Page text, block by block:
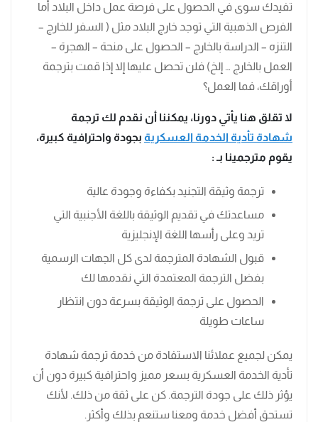
تفيدك سوى في الحصول على فرصة عمل داخل البلاد أما
الفرص الذهبية التي توجد خارج البلاد مثل ( السفر للخارج –
التنزه – الدراسة بالخارج – الحصول على منحة – الهجرة –
العمل بالخارج … إلخ) فلن تحصل عليها إلا إذا قمت بترجمة
أوراقك، فما العمل؟
لا تقلق هنا يأتي دورنا، يمكننا أن نقدم لك ترجمة
شهادة تأدية الخدمة العسكرية بجودة واحترافية كبيرة،
يقوم مترجمينا بـ :
ترجمة وثيقة التجنيد بكفاءة وجودة عالية
مساعدتك في تقديم الوثيقة باللغة الأجنبية التي
تريد وعلى رأسها اللغة الإنجليزية
قبول الشهادة المترجمة لدى كل الجهات الرسمية
بفضل الترجمة المعتمدة التي نقدمها لك
الحصول على ترجمة الوثيقة بسرعة دون انتظار
ساعات طويلة
يمكن لجميع عملائنا الاستفادة من خدمة ترجمة شهادة
تأدية الخدمة العسكرية بسعر مميز واحترافية كبيرة دون أن
يؤثر ذلك على جودة الترجمة. كن على ثقة من ذلك. لأنك
تستحق أفضل خدمة ومعنا ستنعم بذلك وأكثر.